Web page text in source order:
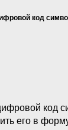
код
код
его в